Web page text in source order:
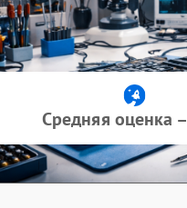
Средняя оценка –